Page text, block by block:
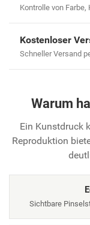
Kontrolle von
Kostenloser
Schneller Versand
Warum
Ein Kunstdruck
Reproduktion
Sichtbare